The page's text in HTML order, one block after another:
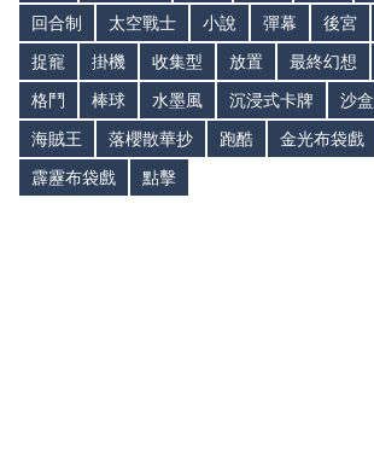
回合制
太空戰士 小說 彈幕 後宮
捉寵
掛機 收集型 放置 最終幻想
格鬥
棒球 水墨風 沉浸式卡牌 沙盒
海賊王
落櫻散華抄 跑酷 金光布袋戲
霹靂布袋戲
點擊